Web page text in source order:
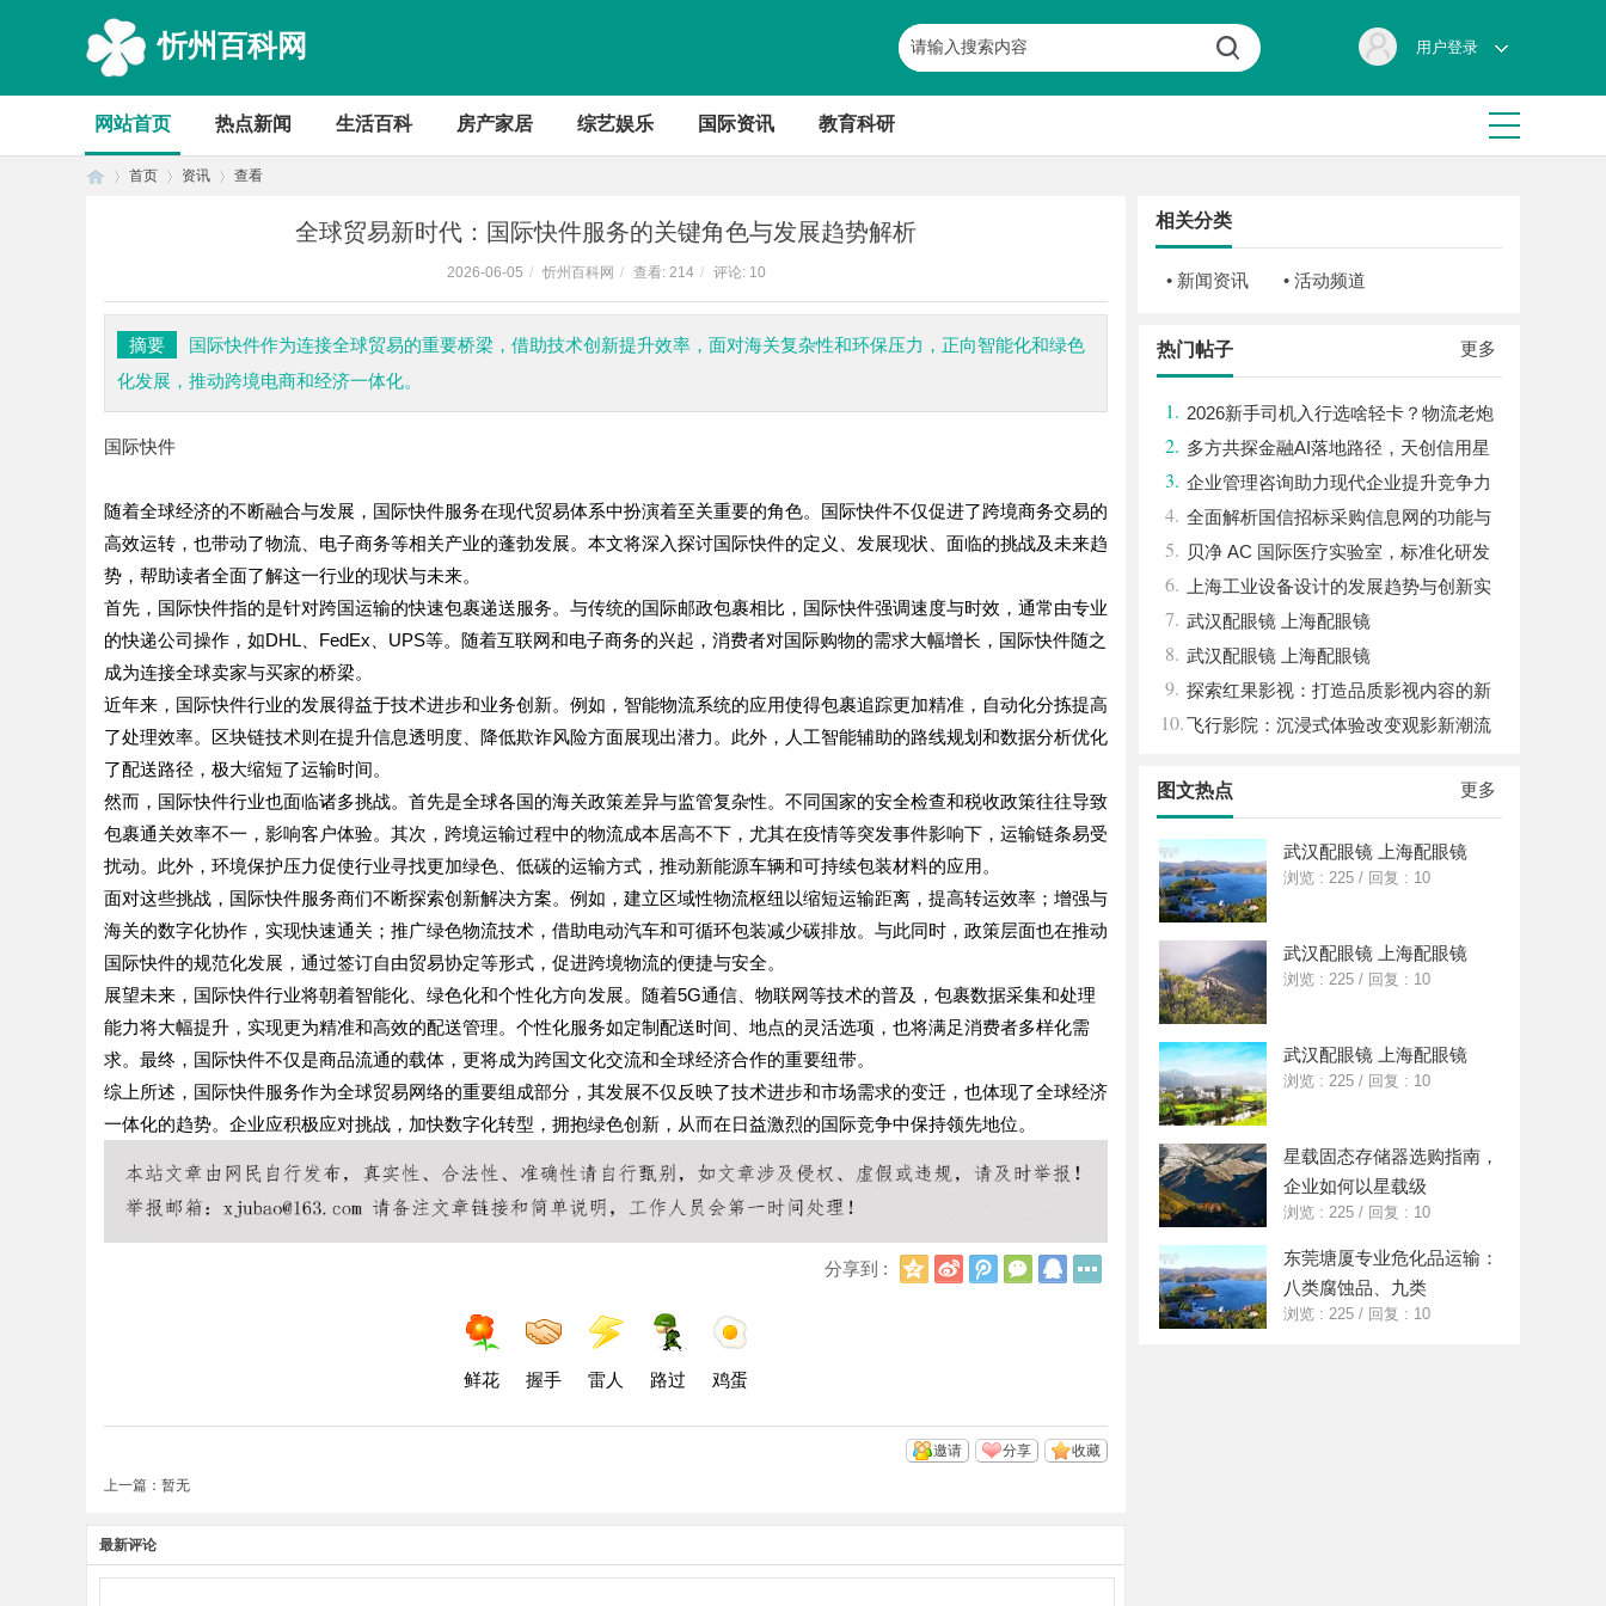
忻州百科网 用户登录
网站首页 热点新闻 生活百科 房产家居 综艺娱乐 国际资讯 教育科研
首页 资讯 查看
全球贸易新时代：国际快件服务的关键角色与发展趋势解析
2026-06-05 / 忻州百科网 / 查看: 214 / 评论: 10
摘要
国际快件作为连接全球贸易的重要桥梁，借助技术创新提升效率，面对海关复杂性和环保压力，正向智能化和绿色
化发展，推动跨境电商和经济一体化。
国际快件
随着全球经济的不断融合与发展，国际快件服务在现代贸易体系中扮演着至关重要的角色。国际快件不仅促进了跨境商务交易的
高效运转，也带动了物流、电子商务等相关产业的蓬勃发展。本文将深入探讨国际快件的定义、发展现状、面临的挑战及未来趋
势，帮助读者全面了解这一行业的现状与未来。
首先，国际快件指的是针对跨国运输的快速包裹递送服务。与传统的国际邮政包裹相比，国际快件强调速度与时效，通常由专业
的快递公司操作，如DHL、FedEx、UPS等。随着互联网和电子商务的兴起，消费者对国际购物的需求大幅增长，国际快件随之
成为连接全球卖家与买家的桥梁。
近年来，国际快件行业的发展得益于技术进步和业务创新。例如，智能物流系统的应用使得包裹追踪更加精准，自动化分拣提高
了处理效率。区块链技术则在提升信息透明度、降低欺诈风险方面展现出潜力。此外，人工智能辅助的路线规划和数据分析优化
了配送路径，极大缩短了运输时间。
然而，国际快件行业也面临诸多挑战。首先是全球各国的海关政策差异与监管复杂性。不同国家的安全检查和税收政策往往导致
包裹通关效率不一，影响客户体验。其次，跨境运输过程中的物流成本居高不下，尤其在疫情等突发事件影响下，运输链条易受
扰动。此外，环境保护压力促使行业寻找更加绿色、低碳的运输方式，推动新能源车辆和可持续包装材料的应用。
面对这些挑战，国际快件服务商们不断探索创新解决方案。例如，建立区域性物流枢纽以缩短运输距离，提高转运效率；增强与
海关的数字化协作，实现快速通关；推广绿色物流技术，借助电动汽车和可循环包装减少碳排放。与此同时，政策层面也在推动
国际快件的规范化发展，通过签订自由贸易协定等形式，促进跨境物流的便捷与安全。
展望未来，国际快件行业将朝着智能化、绿色化和个性化方向发展。随着5G通信、物联网等技术的普及，包裹数据采集和处理
能力将大幅提升，实现更为精准和高效的配送管理。个性化服务如定制配送时间、地点的灵活选项，也将满足消费者多样化需
求。最终，国际快件不仅是商品流通的载体，更将成为跨国文化交流和全球经济合作的重要纽带。
综上所述，国际快件服务作为全球贸易网络的重要组成部分，其发展不仅反映了技术进步和市场需求的变迁，也体现了全球经济
一体化的趋势。企业应积极应对挑战，加快数字化转型，拥抱绿色创新，从而在日益激烈的国际竞争中保持领先地位。
分享到 :
Q
新
浪
腾
讯
微
信
Q
鲜花 握手 雷人 路过 鸡蛋
收藏
分享
邀请
上一篇：暂无
最新评论
相关分类
• 新闻资讯 • 活动频道
更多
热门帖子
1. 2026新手司机入行选啥轻卡？物流老炮
儿的深度选车经与标杆车型解析
2. 多方共探金融AI落地路径，天创信用星
图AI助力产业金融智能升级
3. 企业管理咨询助力现代企业提升竞争力
的实践与策略
4. 全面解析国信招标采购信息网的功能与
优势
5. 贝净 AC 国际医疗实验室，标准化研发
体系全解析
6.
上海工业设备设计的发展趋势与创新实
践探索
7. 武汉配眼镜 上海配眼镜
8. 武汉配眼镜 上海配眼镜
9. 探索红果影视：打造品质影视内容的新
锐力量
10.飞行影院：沉浸式体验改变观影新潮流
更多
图文热点
武汉配眼镜 上海配眼镜
浏览 : 225 / 回复 : 10
武汉配眼镜 上海配眼镜
浏览 : 225 / 回复 : 10
武汉配眼镜 上海配眼镜
浏览 : 225 / 回复 : 10
星载固态存储器选购指南，
企业如何以星载级
浏览 : 225 / 回复 : 10
东莞塘厦专业危化品运输：
八类腐蚀品、九类
浏览 : 225 / 回复 : 10